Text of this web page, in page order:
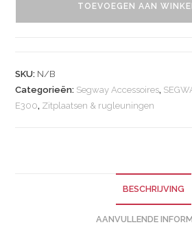
TOEVOEGEN AAN
SKU: N/B
Categorieën: Segway Accessoires,
E300, Zitplaatsen & rugleuningen
BESCHRIJVING
AANVULLENDE